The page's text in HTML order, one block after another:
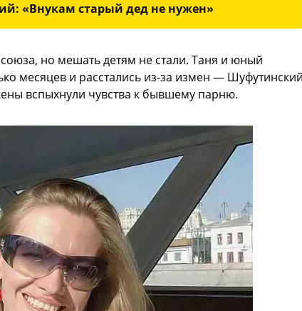
«Внукам старый дед не нужен»
но мешать детям не стали. Таня и юный
месяцев и расстались из-за измен — Шуфутинский
вспыхнули чувства к бывшему парню.